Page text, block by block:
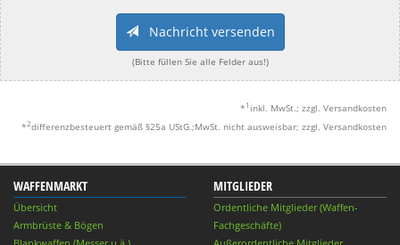
Nachricht versenden
(Bitte füllen Sie alle Felder aus!)
* 1 inkl. MwSt.; zzgl. Versandkosten
*2differenzbesteuert gemäß §25a UStG.;MwSt. nicht ausweisbar; zzgl. Versandkosten
WAFFENMARKT
Übersicht
Armbrüste & Bögen
MITGLIEDER
Ordentliche Mitglieder (Waffen-
Fachgeschäfte)